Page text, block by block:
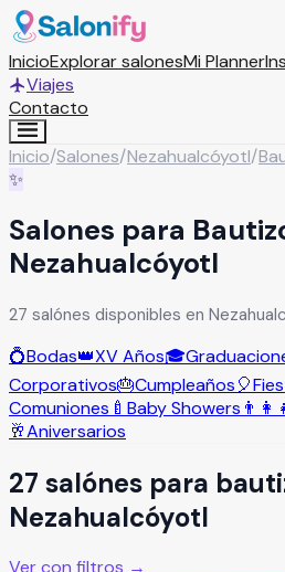
InicioExplorar salonesMi Planner
Viajes
Contacto
Inicio/Salones/Nezahualcóyotl/
✨
Salones para
Nezahualcóyotl
27 salónes disponibles en
💍Bodas👑XV Años🎓
Corporativos🎂Cumpleaños🎈
Comuniones 🍼 Baby Showers
🥂Aniversarios
27 salónes para
Nezahualcóyotl